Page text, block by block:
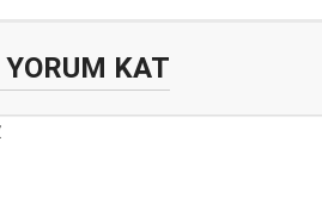
YORUM KAT